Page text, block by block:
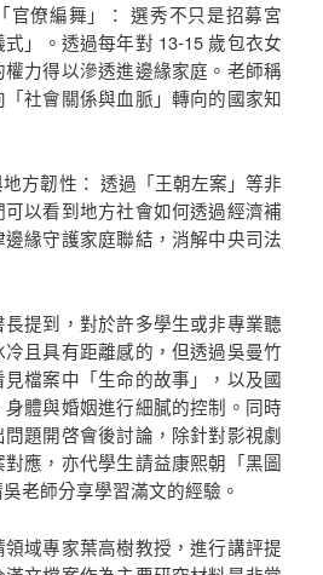
僚編舞」： 選秀不只是招募宮
」。透過每年對 13-15 歲包衣女
力得以滲透進邊緣家庭。老師稱
社會關係與血脈」轉向的國家知
韌性： 透過「王朝左案」等非
以看到地方社會如何透過經濟補
緣守護家庭聯結，消解中央司法
提到，對於許多學生或非專業聽
且具有距離感的，但透過吳曼竹
檔案中「生命的故事」，以及國
體與婚姻進行細膩的控制。同時
題開啓會後討論，除針對影視劇
應，亦代學生請益康熙朝「黑圖
老師分享學習滿文的經驗。
域專家葉高樹教授，進行講評提